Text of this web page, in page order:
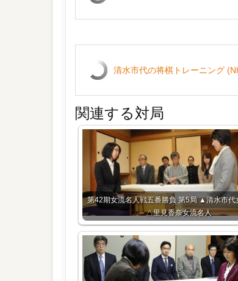
清水市代の将棋トレーニング
関連する対局
第42期女流名人戦五番勝負 第5局 ▲清水市代
– △里見香奈女流名人